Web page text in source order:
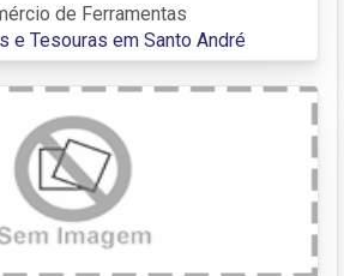
de Ferramentas
e Tesouras em Santo André